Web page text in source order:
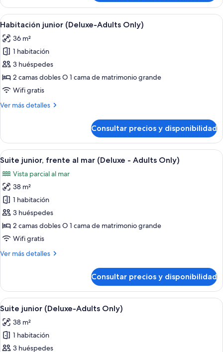
junior,
frente
al
(Superior)
Abrir
todas
las
fotos
de
Habitación
junior
Adults
Una cama con dosel con televisor,
5
Habitación junior (Deluxe-Adults Only)
36 m²
1 habitación
3 huéspedes
2 camas dobles O 1 cama de matrimonio grande
Wifi gratis
Ver más detalles
Más
junior
(Deluxe-
Adults
Consultar precios y disponibilidad
Abrir
todas
las
fotos
de
Suite
junior,
frente
mar
Adults
Only)
Una cama con dosel, un televisor,
6
Suite junior, frente al mar (Deluxe - Adults Only)
Vista parcial al mar
38 m²
1 habitación
3 huéspedes
2 camas dobles O 1 cama de matrimonio grande
Wifi gratis
Ver más detalles
Más
junior,
frente
al
(Deluxe
Adults
Consultar precios y disponibilidad
Abrir
todas
las
fotos
de
Una cama con dosel con televisor,
5
Suite junior (Deluxe-Adults Only)
38 m²
1 habitación
3 huéspedes